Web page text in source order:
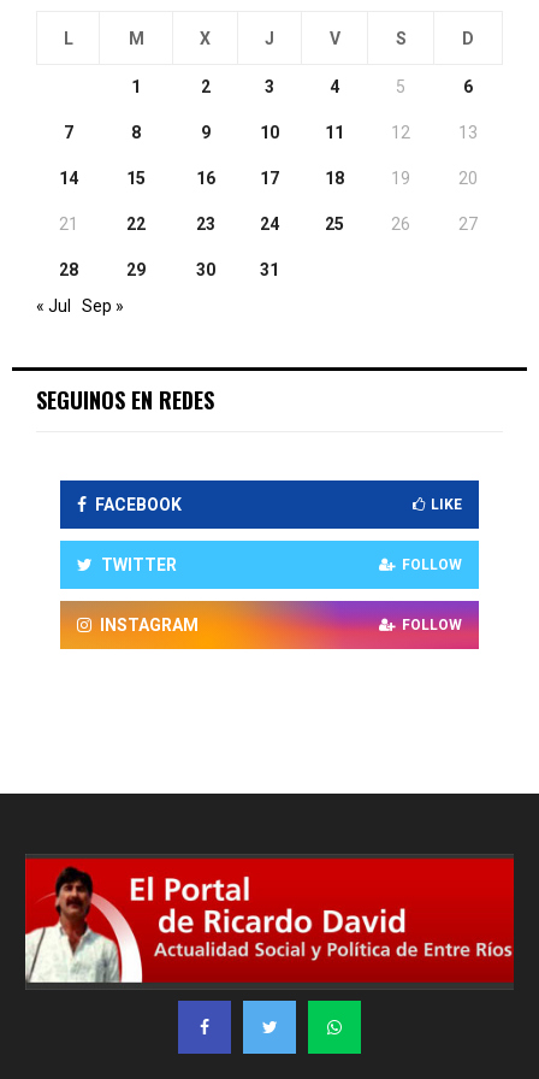
L M X J V S D
1 2 3 4 5 6
7 8 9 10 11 12 13
14 15 16 17 18 19 20
21 22 23 24 25 26 27
28 29 30
31
« Jul
Sep »
SEGUINOS EN REDES
FACEBOOK LIKE
TWITTER FOLLOW
INSTAGRAM FOLLOW